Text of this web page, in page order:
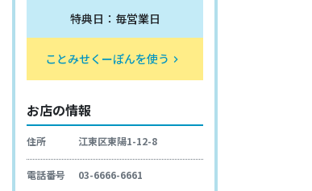
特典日：毎営業日
ことみせくーぽんを使う keyboard_arrow_right
お店の情報
住所 江東区東陽1-12-8
電話番号 03-6666-6661